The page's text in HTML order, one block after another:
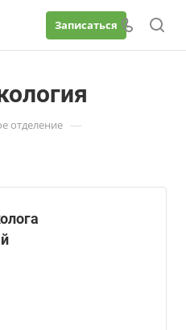
Записаться
отделение —